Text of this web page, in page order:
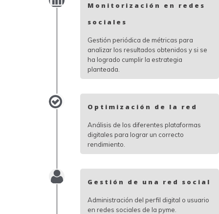
Monitorización en redes
sociales
Gestión periódica de métricas para
analizar los resultados obtenidos y si se
ha logrado cumplir la estrategia
planteada.
Optimización de la red
Análisis de los diferentes plataformas
digitales para lograr un correcto
rendimiento.
Gestión de una red social
Administración del perfil digital o usuario
en redes sociales de la pyme.